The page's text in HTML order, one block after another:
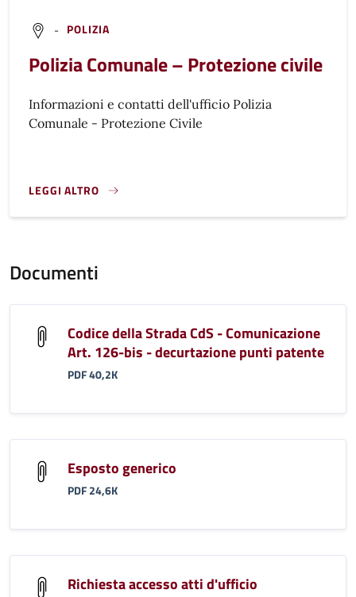
- POLIZIA
Polizia Comunale – Protezione civile
Informazioni e contatti dell'ufficio Polizia
Comunale - Protezione Civile
LEGGI ALTRO
}
Documenti
Codice della Strada CdS - Comunicazione
Art. 126-bis - decurtazione punti patente
PDF 40,2K
Esposto generico
PDF 24,6K
Richiesta accesso atti d'ufficio